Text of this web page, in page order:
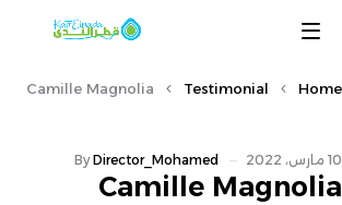
Home
Testimonial
Camille Magnolia
10 مارس، 2022 By Director_Mohamed
Camille Magnolia